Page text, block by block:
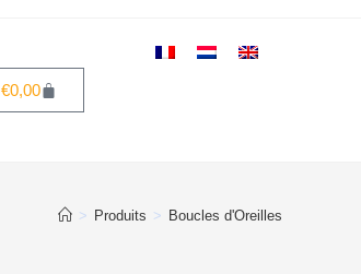
€0,00
> Produits > Boucles d'Oreilles